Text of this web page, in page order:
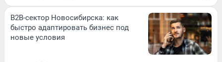
B2B-сектор Новосибирска: как
быстро адаптировать бизнес под
новые условия